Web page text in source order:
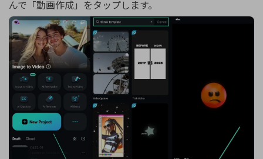
んで「動画作成」をタップします。